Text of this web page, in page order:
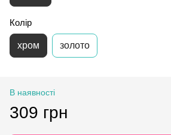
Колір
хром золото
В наявності
309 грн